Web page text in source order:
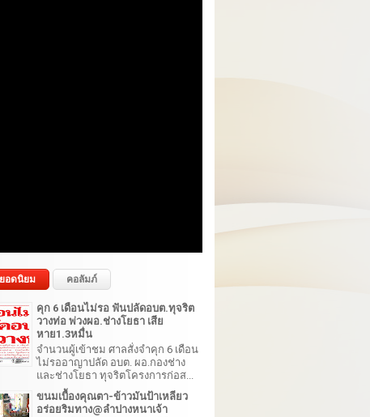
อดนิยม คอลัมภ์
คุก 6 เดือนไม่รอ ฟันปลัดอบต.ทุจริต
วางท่อ พ่วงผอ.ช่างโยธา เสีย
หาย1.3หมื่น
จำนวนผู้เข้าชม ศาลสั่งจำคุก 6 เดือน
ไม่รออาญาปลัด อบต. ผอ.กองช่าง
และช่างโยธา ทุจริตโครงการก่อส...
ขนมเบื้องคุณตา-ข้าวมันป้าเหลียว
อร่อยริมทาง@ลำปางหนาเจ้า